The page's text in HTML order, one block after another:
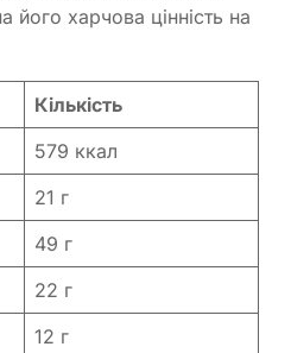
його харчова цінність на
Кількість
579 ккал
21 г
49 г
22 г
12 г